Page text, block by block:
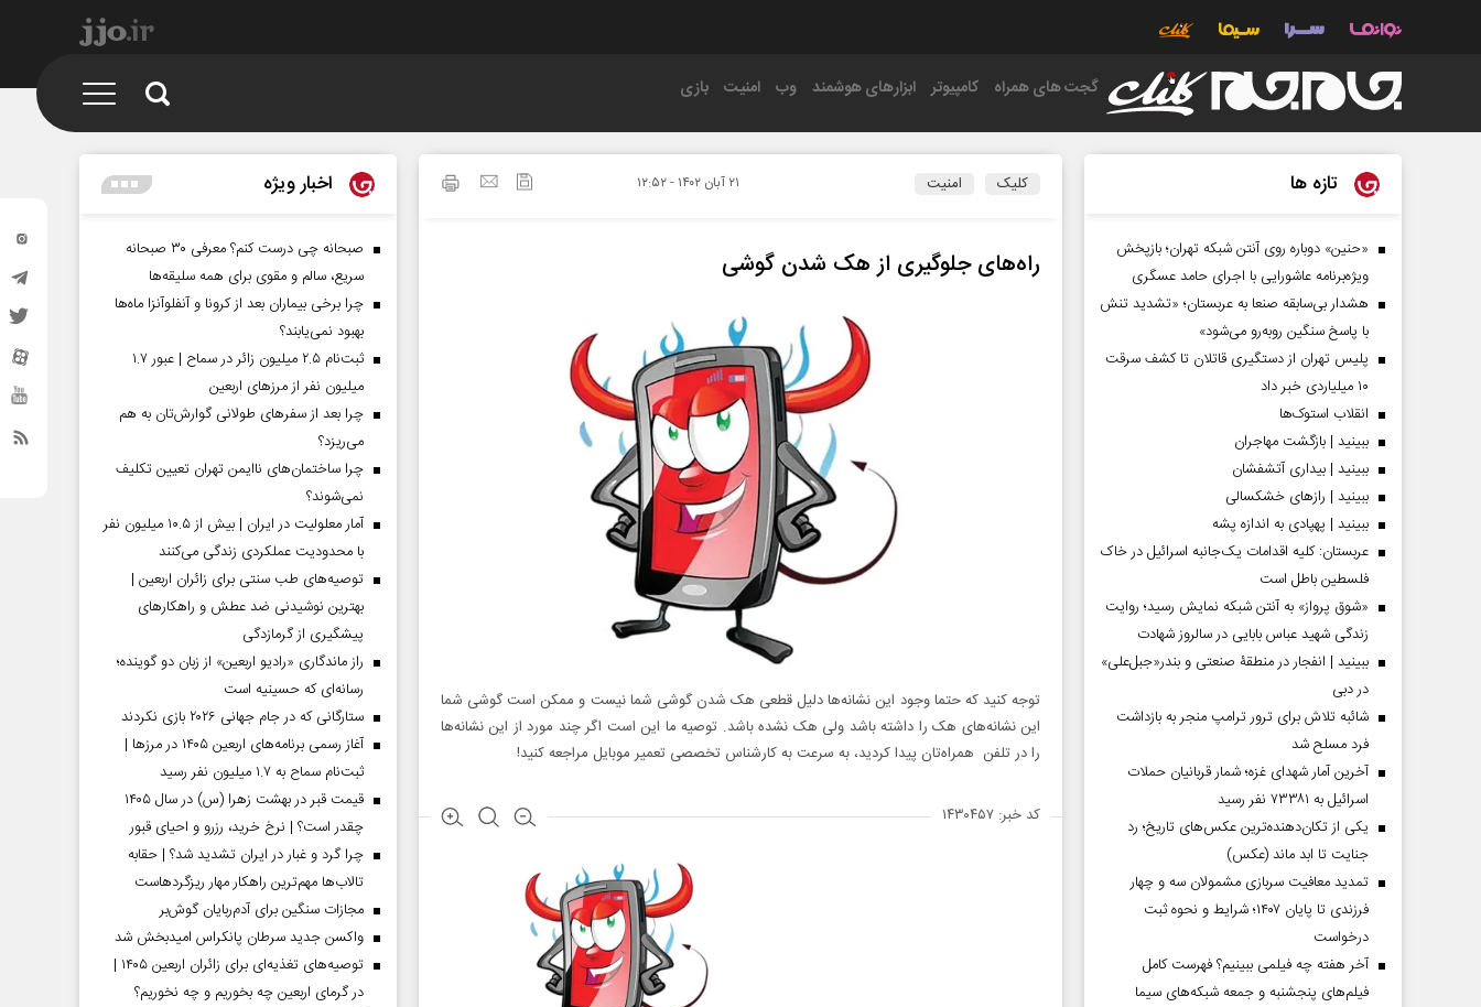
گجت های همراه کامپیوتر ابزارهای هوشمند وب امنیت بازی
کلیک امنیت ۲۱ آبان ۱۴۰۲ - ۱۲:۵۲
راه‌های جلوگیری از هک‌ شدن گوشی
توجه کنید که حتما وجود این نشانه‌ها دلیل قطعی هک شدن گوشی شما نیست و ممکن است گوشی شما
این نشانه‌های هک را داشته باشد ولی هک نشده باشد. توصیه ما این است اگر چند مورد از این نشانه‌ها
را در تلفن همراه‌تان پیدا کردید، به سرعت به کارشناس تخصصی تعمیر موبایل مراجعه کنید!
کد خبر: ۱۴۳۰۴۵۷
تازه ها
«حنین» دوباره روی آنتن شبکه تهران؛ بازپخش
ویژه‌برنامه عاشورایی با اجرای حامد عسگری
هشدار بی‌سابقه صنعا به عربستان؛ «تشدید تنش
با پاسخ سنگین روبه‌رو می‌شود»
پلیس تهران از دستگیری قاتلان تا کشف سرقت
۱۰ میلیاردی خبر داد
انقلاب استوک‌ها
ببینید | بازگشت مهاجران
ببینید | بیداری آتشفشان
ببینید | رازهای خشکسالی
ببینید | پهپادی به اندازه پشه
عربستان: کلیه اقدامات یک‌جانبه اسرائیل در خاک
فلسطین باطل است
«شوق پرواز» به آنتن شبکه نمایش رسید؛ روایت
زندگی شهید عباس بابایی در سالروز شهادت
ببینید | انفجار در منطقۀ صنعتی و بندر«جبل‌علی»
در دبی
شائبه تلاش برای ترور ترامپ منجر به بازداشت
فرد مسلح شد
آخرین آمار شهدای غزه؛ شمار قربانیان حملات
اسرائیل به ۷۳۳۸۱ نفر رسید
یکی از تکان‌دهنده‌ترین عکس‌های تاریخ؛ رد
جنایت تا ابد ماند (عکس)
تمدید معافیت سربازی مشمولان سه و چهار
فرزندی تا پایان ۱۴۰۷؛ شرایط و نحوه ثبت
درخواست
آخر هفته چه فیلمی ببینیم؟ فهرست کامل
فیلم‌های پنجشنبه و جمعه شبکه‌های سیما
اخبار ویژه
صبحانه چی درست کنم؟ معرفی ۳۰ صبحانه
سریع، سالم و مقوی برای همه سلیقه‌ها
چرا برخی بیماران بعد از کرونا و آنفلوآنزا ماه‌ها
بهبود نمی‌یابند؟
ثبت‌نام ۲.۵ میلیون زائر در سماح | عبور ۱.۷
میلیون نفر از مرز‌های اربعین
چرا بعد از سفرهای طولانی گوارش‌تان به هم
می‌ریزد؟
چرا ساختمان‌های ناایمن تهران تعیین تکلیف
نمی‌شوند؟
آمار معلولیت در ایران | بیش از ۱۰.۵ میلیون نفر
با محدودیت عملکردی زندگی می‌کنند
توصیه‌های طب سنتی برای زائران اربعین |
بهترین نوشیدنی ضد عطش و راهکارهای
پیشگیری از گرمازدگی
راز ماندگاری «رادیو اربعین» از زبان دو گوینده؛
رسانه‌ای که حسینیه است
ستارگانی که در جام جهانی ۲۰۲۶ بازی نکردند
آغاز رسمی برنامه‌های اربعین ۱۴۰۵ در مرز‌ها |
ثبت‌نام سماح به ۱.۷ میلیون نفر رسید
قیمت قبر در بهشت زهرا (س) در سال ۱۴۰۵
چقدر است؟ | نرخ خرید، رزرو و احیای قبور
چرا گرد و غبار در ایران تشدید شد؟ | حقابه
تالاب‌ها مهم‌ترین راهکار مهار ریزگردهاست
مجازات سنگین برای آدم‌ربایان گوش‌بر
واکسن جدید سرطان پانکراس امیدبخش شد
توصیه‌های تغذیه‌ای برای زائران اربعین ۱۴۰۵ |
در گرمای اربعین چه بخوریم و چه نخوریم؟